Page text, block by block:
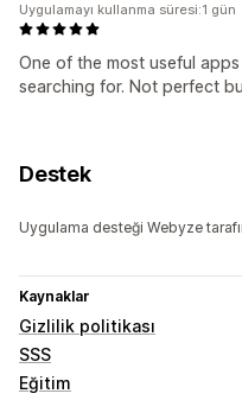
One of the most useful
searching for. Not perfect
Uygulamayı kullanma süresi:1 gün
Destek
Uygulama desteği Webyze
Kaynaklar
Gizlilik politikası
SSS
Eğitim